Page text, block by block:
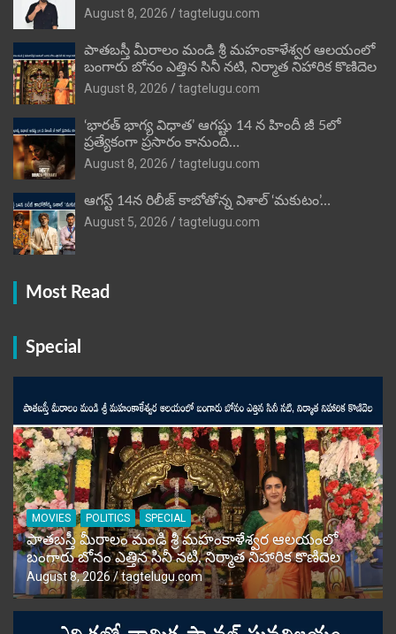
August 8, 2026
tagtelugu.com
పాతబస్తీ మీరాలం మండి శ్రీ మహంకాళేశ్వర ఆలయంలో
బంగారు బోనం ఎత్తిన సినీ నటి, నిర్మాత నిహారిక కొణిదెల
August 8, 2026
tagtelugu.com
‘భారత్ భాగ్య విధాత’ ఆగష్టు 14 న హిందీ జీ 5లో
ప్రత్యేకంగా ప్రసారం కానుంది…
August 8, 2026
tagtelugu.com
ఆగస్ట్ 14న రిలీజ్ కాబోతోన్న విశాల్ ‘మకుటం’…
August 5, 2026
tagtelugu.com
Most Read
Special
MOVIES POLITICS SPECIAL
పాతబస్తీ మీరాలం మండి శ్రీ మహంకాళేశ్వర ఆలయంలో
బంగారు బోనం ఎత్తిన సినీ నటి, నిర్మాత నిహారిక కొణిదెల
August 8, 2026 tagtelugu.com